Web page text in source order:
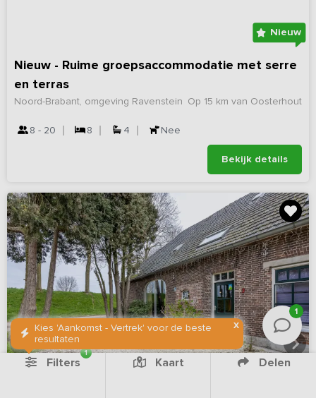
Nieuw
Nieuw - Ruime groepsaccommodatie met serre
en terras
Op 15 km van Oosterhout
Noord-Brabant, omgeving Ravenstein
8 - 20 8 4 Nee
Bekijk details
X
Kies 'Aankomst - Vertrek' voor de beste
resultaten
1
Filters
1
Kaart Delen